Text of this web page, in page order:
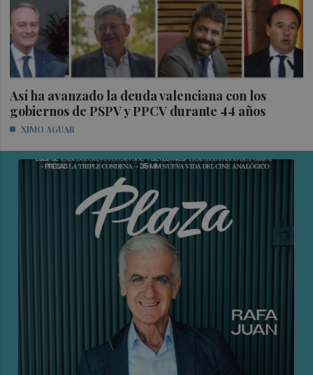
Así ha avanzado la deuda valenciana con los
gobiernos de PSPV y PPCV durante 44 años
XIMO AGUAR